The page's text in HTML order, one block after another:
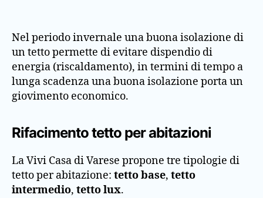
Nel periodo invernale una buona isolazione di
un tetto permette di evitare dispendio di
energia (riscaldamento), in termini di tempo a
lunga scadenza una buona isolazione porta un
giovimento economico.
Rifacimento tetto per abitazioni
La Vivi Casa di Varese propone tre tipologie di
tetto per abitazione: tetto base, tetto
intermedio, tetto lux.